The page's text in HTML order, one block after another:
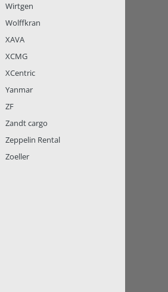
Wirtgen
Wolffkran
XAVA
XCMG
XCentric
Yanmar
ZF
Zandt cargo
Zeppelin Rental
Zoeller